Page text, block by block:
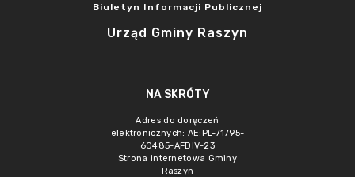
Biuletyn Informacji Publicznej
Urząd Gminy Raszyn
NA SKRÓTY
Adres do doręczeń
elektronicznych: AE:PL-71795-
60485-AFDIV-23
Strona internetowa Gminy
Raszyn